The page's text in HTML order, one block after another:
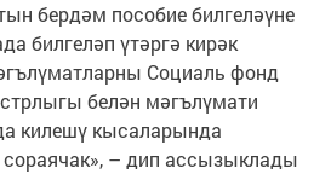
бердәм пособие билгеләүне
билгеләп үтәргә кирәк
Социаль фонд
белән мәгълүмати
килешү кысаларында
– дип ассызыклады